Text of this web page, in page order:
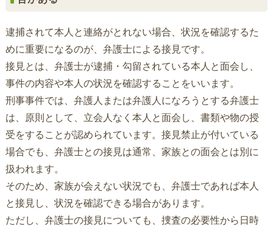
逮捕されて本人と連絡がとれない場合、状況を確認するた
めに重要になるのが、弁護士による接見です。
接見とは、弁護士が逮捕・勾留されている本人と面会し、
事件の内容や本人の状況を確認することをいいます。
刑事事件では、弁護人または弁護人になろうとする弁護士
は、原則として、立会人なく本人と面会し、書類や物の授
受をすることが認められています。接見禁止が付いている
場合でも、弁護士との接見は通常、家族との面会とは別に
扱われます。
そのため、家族が会えない状況でも、弁護士であれば本人
と接見し、状況を確認できる場合があります。
ただし、弁護士の接見についても、捜査の必要性から日時